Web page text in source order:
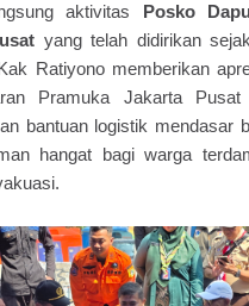
aktivitas Posko
yang telah didirikan
Ratiyono memberikan
Pramuka Jakarta Pusat
bantuan logistik mendasar
hangat bagi warga